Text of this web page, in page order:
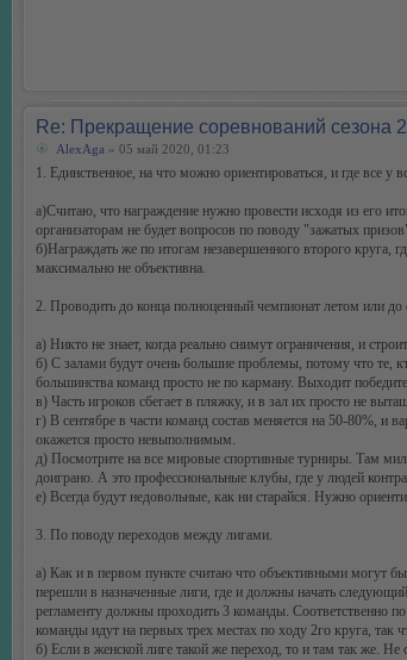
Re: Прекращение соревнований сезона
AlexAga » 05 май 2020, 01:23
1. Единственное, на что можно ориентироваться, и где все у
а)Считаю, что награждение нужно провести исходя из его
организаторам не будет вопросов по поводу "зажатых
б)Награждать же по итогам незавершенного второго круга,
максимально не объективна.
2. Проводить до конца полноценный чемпионат летом или
а) Никто не знает, когда реально снимут ограничения, и
б) С залами будут очень большие проблемы, потому что те,
большинства команд просто не по карману. Выходит
в) Часть игроков сбегает в пляжку, и в зал их просто не
г) В сентябре в части команд состав меняется на 50-80%, и
окажется просто невыполнимым.
д) Посмотрите на все мировые спортивные турниры. Там
доиграно. А это профессиональные клубы, где у людей
е) Всегда будут недовольные, как ни старайся. Нужно
3. По поводу переходов между лигами.
а) Как и в первом пункте считаю что объективными могут
перешли в назначенные лиги, где и должны начать
регламенту должны проходить 3 команды. Соответственно
команды идут на первых трех местах по ходу 2го круга,
б) Если в женской лиге такой же переход, то и там так же.